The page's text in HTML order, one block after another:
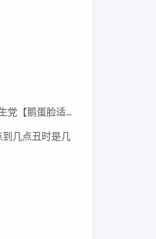
鹅蛋脸适合什么发型女学生党【鹅蛋脸适合什么发型】